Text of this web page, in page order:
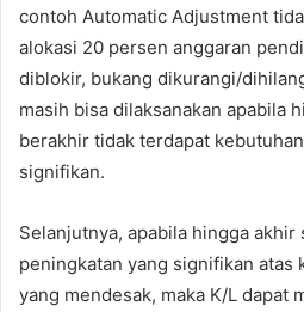
contoh Automatic Adjustment
alokasi 20 persen anggaran
diblokir, bukang dikurangi/
masih bisa dilaksanakan apabila
berakhir tidak terdapat
signifikan.
Selanjutnya, apabila hingga
peningkatan yang signifikan atas
yang mendesak, maka K/L dapat